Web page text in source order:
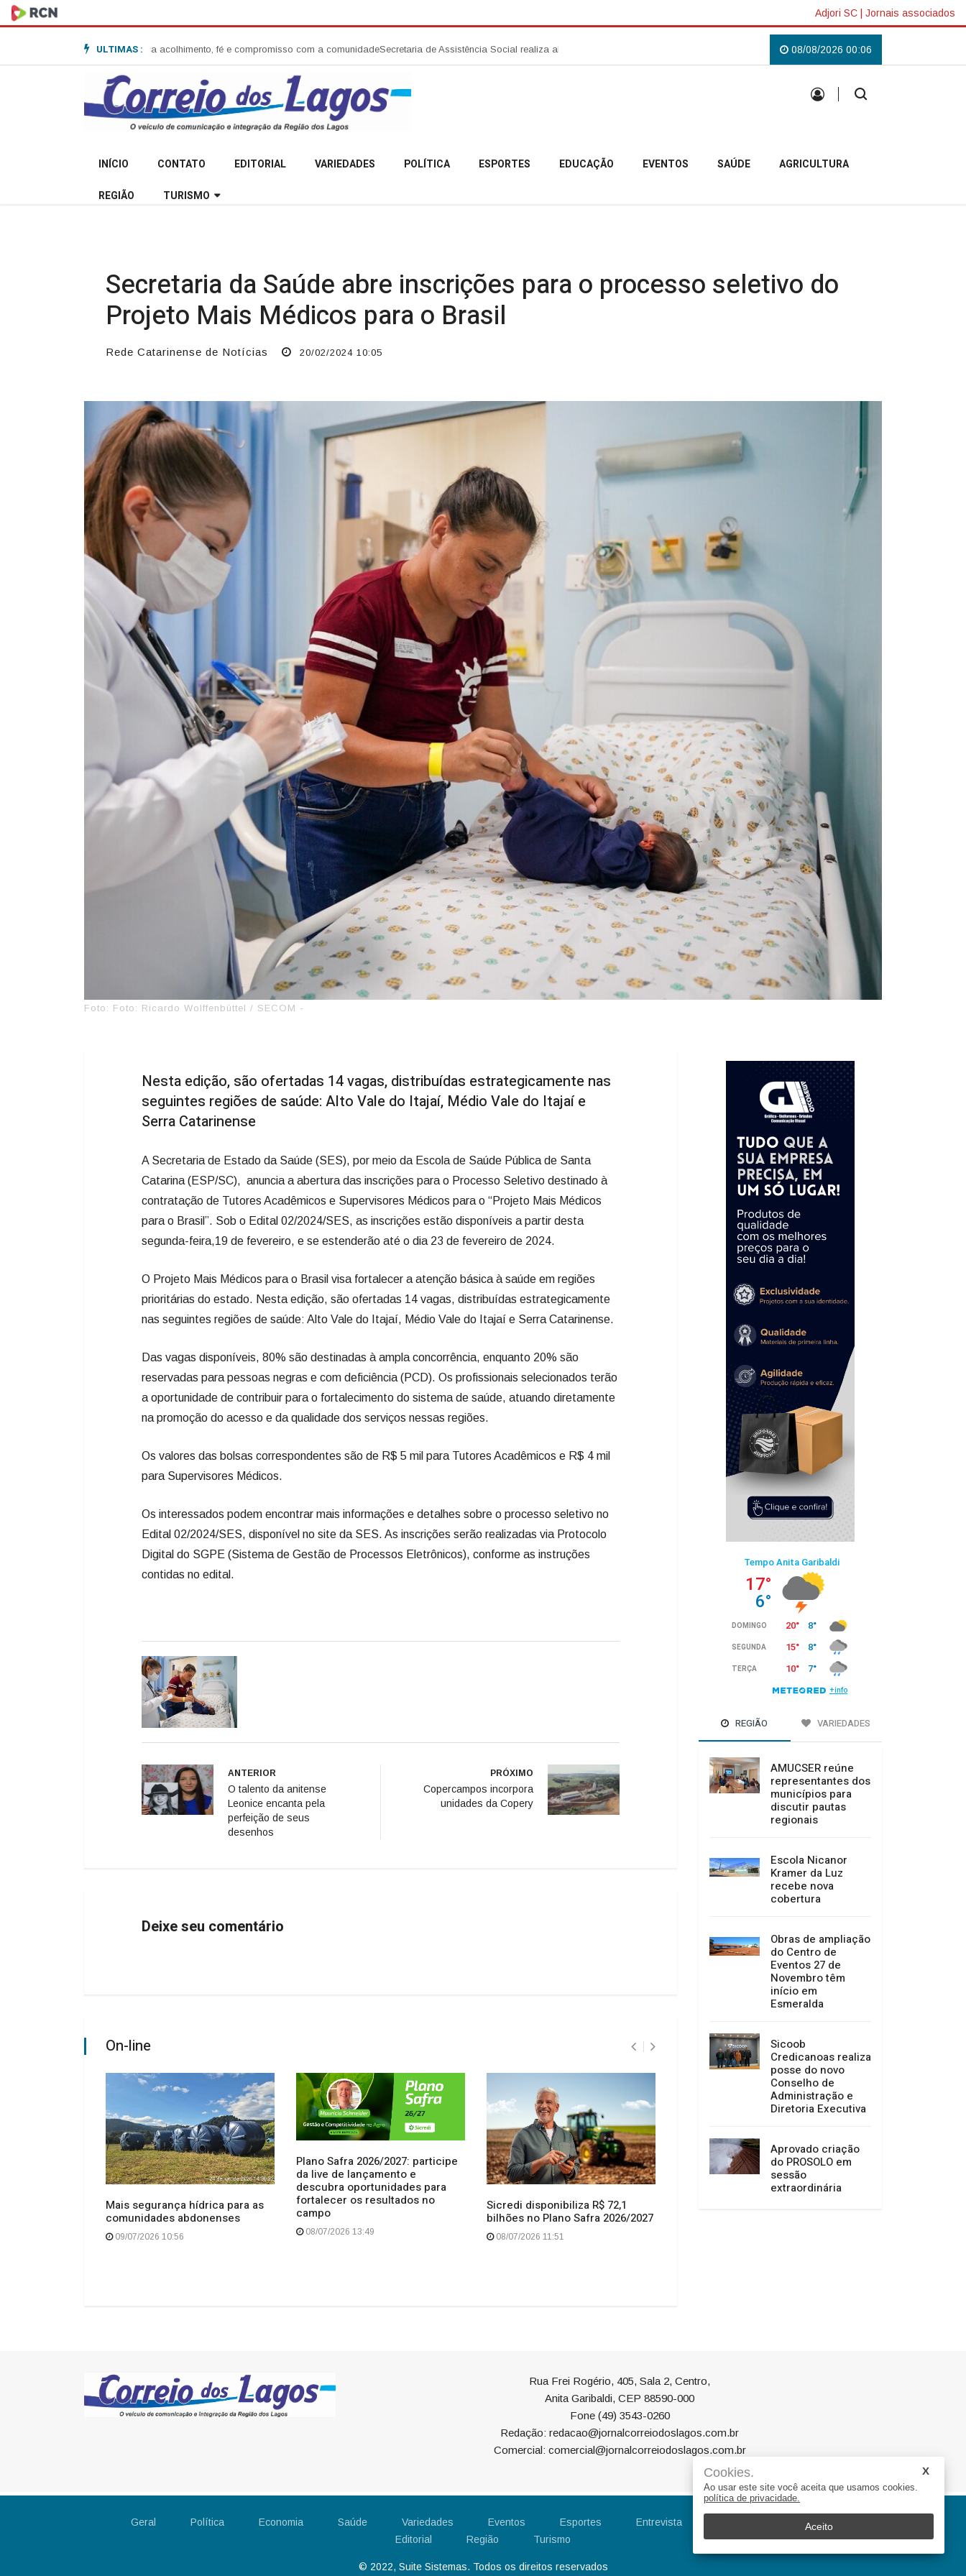
Adjori SC | Jornais associados
ULTIMAS :
Garibaldi e destaca acolhimento, fé e compromisso com a comunidade Secretaria de Assistência Social realiza abertura da Campanha Agosto Lilás em Campo Belo do Sul Uma tradição que voltou a reunir a
08/08/2026 00:06
INÍCIO CONTATO EDITORIAL VARIEDADES POLÍTICA ESPORTES EDUCAÇÃO EVENTOS SAÚDE AGRICULTURA
REGIÃO TURISMO
Secretaria da Saúde abre inscrições para o processo seletivo do
Projeto Mais Médicos para o Brasil
Rede Catarinense de Notícias 20/02/2024 10:05
Foto: Foto: Ricardo Wolffenbüttel / SECOM -
Nesta edição, são ofertadas 14 vagas, distribuídas estrategicamente nas
seguintes regiões de saúde: Alto Vale do Itajaí, Médio Vale do Itajaí e
Serra Catarinense
A Secretaria de Estado da Saúde (SES), por meio da Escola de Saúde Pública de Santa
Catarina (ESP/SC), anuncia a abertura das inscrições para o Processo Seletivo destinado à
contratação de Tutores Acadêmicos e Supervisores Médicos para o “Projeto Mais Médicos
para o Brasil”. Sob o Edital 02/2024/SES, as inscrições estão disponíveis a partir desta
segunda-feira,19 de fevereiro, e se estenderão até o dia 23 de fevereiro de 2024.
O Projeto Mais Médicos para o Brasil visa fortalecer a atenção básica à saúde em regiões
prioritárias do estado. Nesta edição, são ofertadas 14 vagas, distribuídas estrategicamente
nas seguintes regiões de saúde: Alto Vale do Itajaí, Médio Vale do Itajaí e Serra Catarinense.
Das vagas disponíveis, 80% são destinadas à ampla concorrência, enquanto 20% são
reservadas para pessoas negras e com deficiência (PCD). Os profissionais selecionados terão
a oportunidade de contribuir para o fortalecimento do sistema de saúde, atuando diretamente
na promoção do acesso e da qualidade dos serviços nessas regiões.
Os valores das bolsas correspondentes são de R$ 5 mil para Tutores Acadêmicos e R$ 4 mil
para Supervisores Médicos.
Os interessados podem encontrar mais informações e detalhes sobre o processo seletivo no
Edital 02/2024/SES, disponível no site da SES. As inscrições serão realizadas via Protocolo
Digital do SGPE (Sistema de Gestão de Processos Eletrônicos), conforme as instruções
contidas no edital.
ANTERIOR
O talento da anitense
Leonice encanta pela
perfeição de seus
desenhos
PRÓXIMO
Copercampos incorpora
unidades da Copery
Deixe seu comentário
On-line
Mais segurança hídrica para as
comunidades abdonenses
09/07/2026 10:56
Plano Safra 2026/2027: participe
da live de lançamento e
descubra oportunidades para
fortalecer os resultados no
campo
08/07/2026 13:49
Sicredi disponibiliza R$ 72,1
bilhões no Plano Safra 2026/2027
08/07/2026 11:51
REGIÃO VARIEDADES
AMUCSER reúne
representantes dos
municípios para
discutir pautas
regionais
Escola Nicanor
Kramer da Luz
recebe nova
cobertura
Obras de ampliação
do Centro de
Eventos 27 de
Novembro têm
início em
Esmeralda
Sicoob
Credicanoas realiza
posse do novo
Conselho de
Administração e
Diretoria Executiva
Aprovado criação
do PROSOLO em
sessão
extraordinária
Rua Frei Rogério, 405, Sala 2, Centro,
Anita Garibaldi, CEP 88590-000
Fone (49) 3543-0260
Redação: redacao@jornalcorreiodoslagos.com.br
Comercial: comercial@jornalcorreiodoslagos.com.br
Geral Política Economia Saúde Variedades Eventos Esportes Entrevista
Educação
Editorial
Região Turismo
© 2022, Suite Sistemas. Todos os direitos reservados
Cookies.
Ao usar este site você aceita que usamos cookies.
política de privacidade.
Aceito